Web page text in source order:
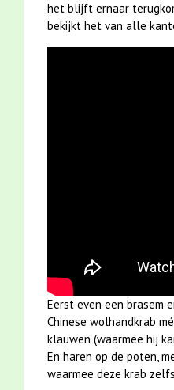
het blijft ernaar
bekijkt het van alle
Eerst even een brasem
Chinese wolhandkrab
klauwen (waarmee hij
En haren op de poten,
waarmee deze krab